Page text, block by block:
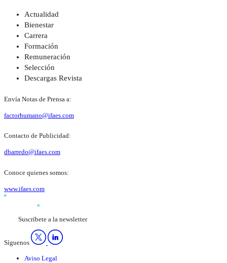
Actualidad
Bienestar
Carrera
Formación
Remuneración
Selección
Descargas Revista
Envía Notas de Prensa a:
factorhumano@ifaes.com
Contacto de Publicidad:
dbarredo@ifaes.com
Conoce quienes somos:
www.ifaes.com
Suscríbete a la newsletter
Síguenos
Aviso Legal